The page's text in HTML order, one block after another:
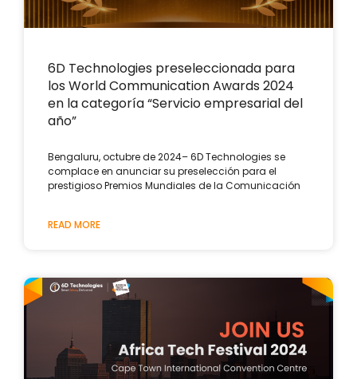
6D Technologies preseleccionada para
los World Communication Awards 2024
en la categoría “Servicio empresarial del
año”
Bengaluru, octubre de 2024– 6D Technologies se
complace en anunciar su preselección para el
prestigioso Premios Mundiales de la Comunicación
READ MORE